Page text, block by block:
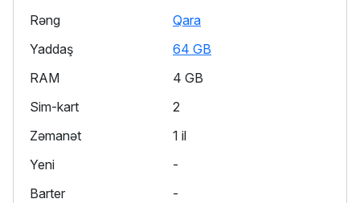
Rəng
Qara
Yaddaş
64 GB
RAM
4 GB
Sim-kart
2
Zəmanət
1 il
Yeni
-
Barter
-